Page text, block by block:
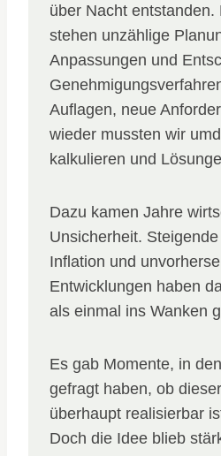
über Nacht
stehen unzählige
Anpassungen und
Auflagen, neue
wieder mussten wir
kalkulieren und
Dazu kamen Jahre
Unsicherheit.
Inflation und
Entwicklungen haben
als einmal ins Wanken
Es gab Momente, in
gefragt haben, ob
überhaupt realisierbar
Doch die Idee blieb